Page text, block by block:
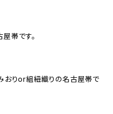
帯です。
おりor組紐織りの名古屋帯で